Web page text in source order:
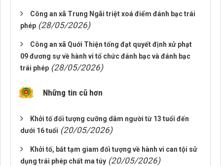
Công an xã Trung Ngãi triệt xoá điểm đánh bạc trái
phép (28/05/2026)
Công an xã Quới Thiện tống đạt quyết định xử phạt
09 đương sự về hành vi tổ chức đánh bạc và đánh bạc
trái phép (28/05/2026)
Những tin cũ hơn
Khởi tố đối tượng cưỡng dâm người từ 13 tuổi đến
dưới 16 tuổi (20/05/2026)
Khởi tố, bắt tạm giam đối tượng về hành vi can tội sử
dụng trái phép chất ma túy (20/05/2026)